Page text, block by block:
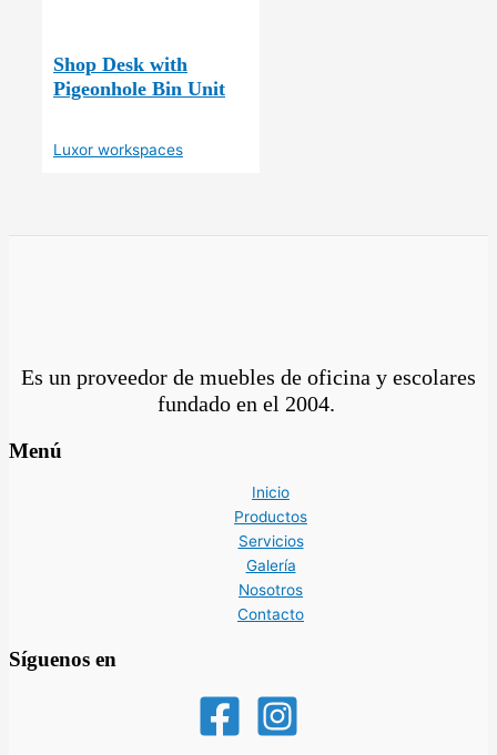
Shop Desk with
Pigeonhole Bin Unit
Luxor workspaces
Es un proveedor de muebles de oficina y escolares
fundado en el 2004.
Menú
Inicio
Productos
Servicios
Galería
Nosotros
Contacto
Síguenos en